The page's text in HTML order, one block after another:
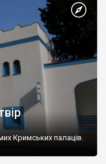
Кримських палаців.